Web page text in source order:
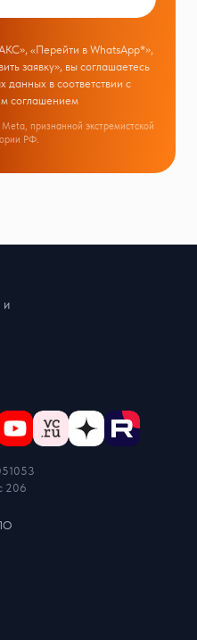
«Перейти в WhatsApp*»,
заявку», вы соглашаетесь
данных в соответствии с
соглашением
признанной экстремистской
РФ.
и
206